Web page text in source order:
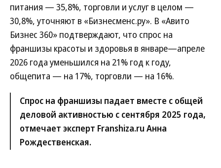
питания — 35,8%, торговли и услуг в целом —
30,8%, уточняют в «Бизнесменс.ру». В «Авито
Бизнес 360» подтверждают, что спрос на
франшизы красоты и здоровья в январе—апреле
2026 года уменьшился на 21% год к году,
общепита — на 17%, торговли — на 16%.
Спрос на франшизы падает вместе с общей
деловой активностью с сентября 2025 года,
отмечает эксперт Franshiza.ru Анна
Рождественская.